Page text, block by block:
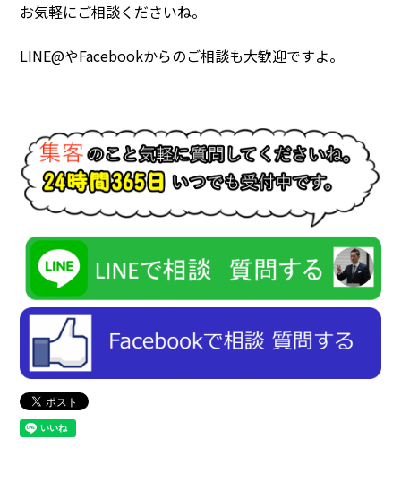
お気軽にご相談くださいね。
LINE@やFacebookからのご相談も大歓迎ですよ。